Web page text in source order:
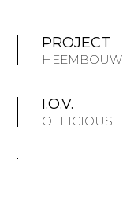
PROJECT
HEEMBOUW
I.O.V.
OFFICIOUS